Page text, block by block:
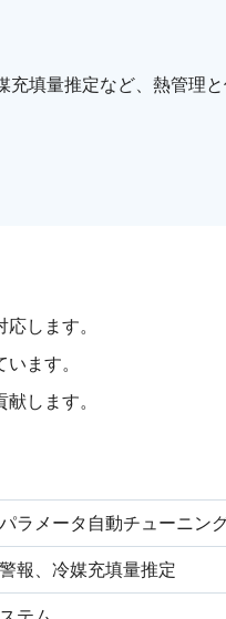
填量推定など、熱管理
します。
ます。
します。
ラメータ自動チューニン
報、冷媒充填量推定